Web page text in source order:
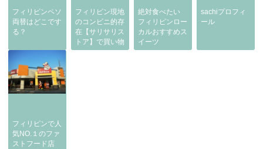
フィリピンペソ
両替はどこです
る？
フィリピン現地
のコンビニ的存
在【サリサリス
トア】で買い物
絶対食べたい
フィリピンロー
カルおすすめス
イーツ
sachiプロフィ
ール
フィリピンで人
気NO.１のファ
ストフード店